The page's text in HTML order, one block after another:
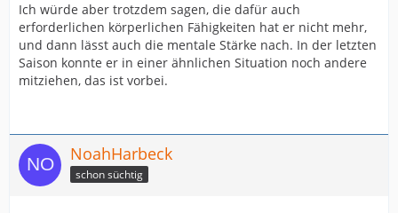
Ich würde aber trotzdem sagen, die dafür auch
erforderlichen körperlichen Fähigkeiten hat er nicht mehr,
und dann lässt auch die mentale Stärke nach. In der letzten
Saison konnte er in einer ähnlichen Situation noch andere
mitziehen, das ist vorbei.
NoahHarbeck
schon süchtig